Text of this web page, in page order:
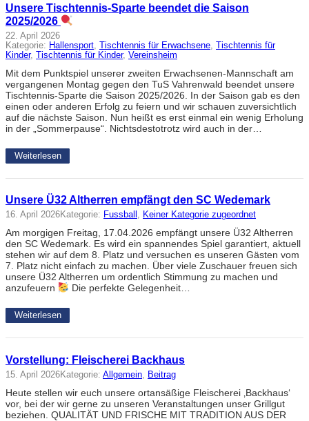
Unsere Tischtennis-Sparte beendet die Saison
2025/2026
22. April 2026
Kategorie: Hallensport, Tischtennis für Erwachsene,
Tischtennis für
Kinder, Tischtennis für Kinder, Vereinsheim
Mit dem Punktspiel unserer zweiten Erwachsenen-Mannschaft am
vergangenen Montag gegen den TuS Vahrenwald beendet unsere
Tischtennis-Sparte die Saison 2025/2026. In der Saison gab es den
einen oder anderen Erfolg zu feiern und wir schauen zuversichtlich
auf die nächste Saison. Nun heißt es erst einmal ein wenig Erholung
in der „Sommerpause“. Nichtsdestotrotz wird auch in der…
Weiterlesen
Unsere Ü32 Altherren empfängt den SC Wedemark
16. April 2026Kategorie: Fussball , Keiner Kategorie zugeordnet
Am morgigen Freitag, 17.04.2026 empfängt unsere Ü32 Altherren
den SC Wedemark. Es wird ein spannendes Spiel garantiert, aktuell
stehen wir auf dem 8. Platz und versuchen es unseren Gästen vom
7. Platz nicht einfach zu machen. Über viele Zuschauer freuen sich
unsere Ü32 Altherren um ordentlich Stimmung zu machen und
anzufeuern
Die perfekte Gelegenheit…
Weiterlesen
Vorstellung: Fleischerei Backhaus
15. April 2026Kategorie: Allgemein, Beitrag
Heute stellen wir euch unsere ortansäßige Fleischerei ‚Backhaus‘
vor, bei der wir gerne zu unseren Veranstaltungen unser Grillgut
beziehen. QUALITÄT UND FRISCHE MIT TRADITION AUS DER